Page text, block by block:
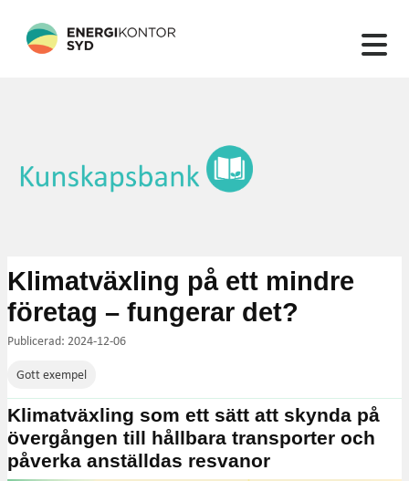
Klimatväxling på ett mindre
företag – fungerar det?
Publicerad: 2024-12-06
Gott exempel
Klimatväxling som ett sätt att skynda på
övergången till hållbara transporter och
påverka anställdas resvanor
132 artiklar hittades